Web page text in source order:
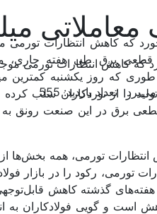
که کاهش انتظارات تورمی
تعداد بازدید: 555
که کاهش انتظارات تورمی
قطعی برق طی هفته جاری،
طوری که روز یکشنبه
را از نوردکاران سلب کرده
برق در این صنعت رونق
تورمی، همه بخش‌‌‌ها
تورمی، رکود را در بازار
گذشته کاهش
و گویی فولادکاران به